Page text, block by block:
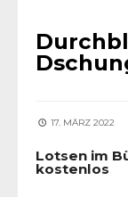
17. MÄRZ 2022
Lotsen im
kostenlos